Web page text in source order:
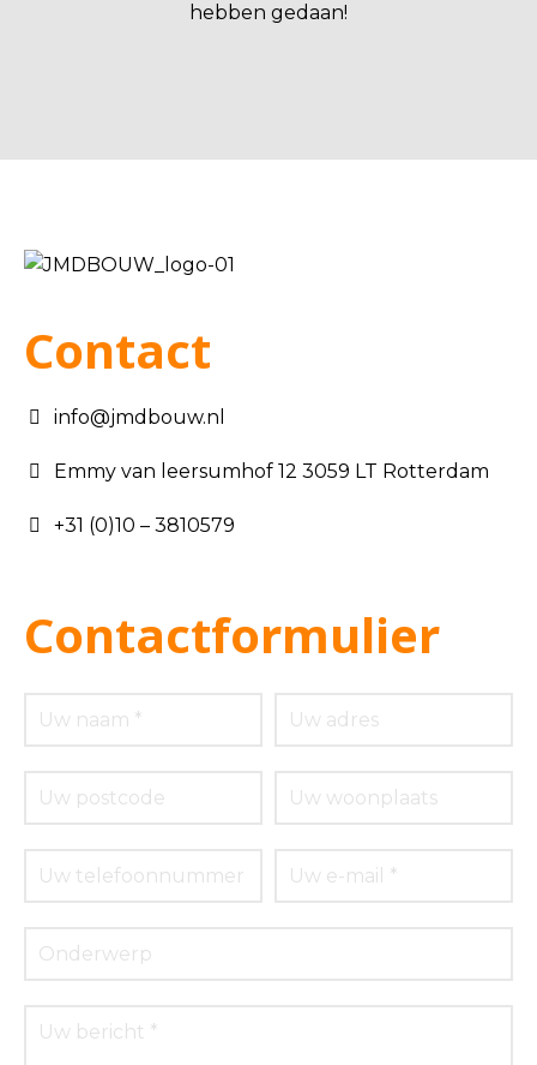
hebben gedaan!
Contact
info@jmdbouw.nl
Emmy van leersumhof 12 3059 LT Rotterdam
+31 (0)10 – 3810579
Contactformulier